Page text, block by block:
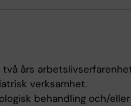
års
verksamhet.
behandling och/eller